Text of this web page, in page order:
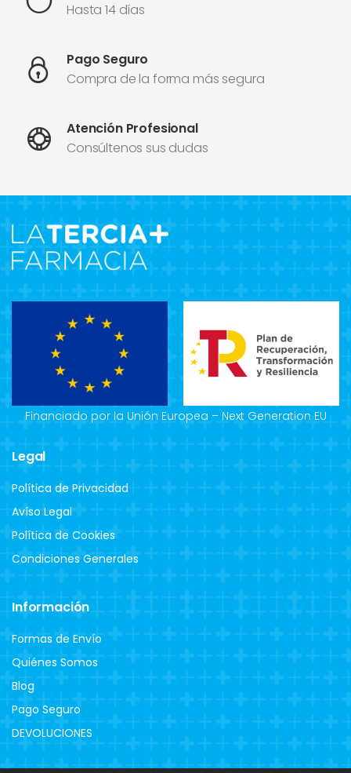
Hasta 14 días
Pago Seguro
Compra de la forma más segura
Atención Profesional
Consúltenos sus dudas
Financiado por la Unión Europea – Next Generation EU
Legal
Política de Privacidad
Avíso Legal
Política de Cookies
Condiciones Generales
Información
Formas de Envío
Quiénes Somos
Blog
Pago Seguro
DEVOLUCIONES